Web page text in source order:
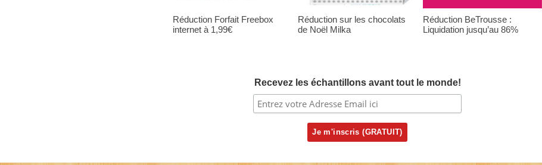
Réduction Forfait Freebox
internet à 1,99€
Réduction sur les chocolats
de Noël Milka
Réduction BeTrousse :
Liquidation jusqu’au 86%
Recevez les échantillons avant tout le monde!